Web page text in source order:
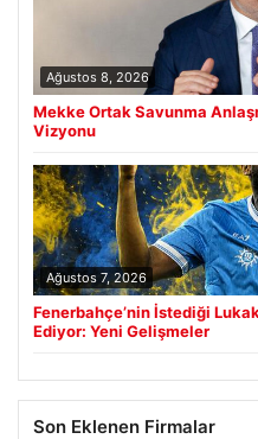
Ağustos 8, 2026
Mekke Ortak Savunma
Vizyonu
Ağustos 7, 2026
Fenerbahçe’nin İstediği
Ediyor: Yeni Gelişmeler
Son Eklenen Firmalar